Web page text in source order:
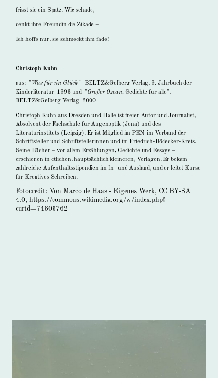
frisst sie ein Spatz. Wie schade,
denkt ihre Freundin die Zikade –
Ich hoffe nur, sie schmeckt ihm fade!
Christoph Kuhn
aus: " Was für ein Glück"
BELTZ&Gelberg Verlag, 9. Jahrbuch der
Kinderliteratur 1993 und "Großer Ozean. Gedichte für alle",
BELTZ&Gelberg Verlag 2000
Christoph Kuhn aus Dresden und Halle ist freier Autor und Journalist,
Absolvent der Fachschule für Augenoptik (Jena) und des
Literaturinstituts (Leipzig). Er ist Mitglied im PEN, im Verband der
Schriftsteller und Schriftstellerinnen und im Friedrich-Bödecker-Kreis.
Seine Bücher – vor allem Erzählungen, Gedichte und Essays –
erschienen in etlichen, hauptsächlich kleineren, Verlagen. Er bekam
zahlreiche Aufenthaltsstipendien im In- und Ausland, und er leitet Kurse
für Kreatives Schreiben.
Fotocredit: Von Marco de Haas - Eigenes Werk, CC BY-SA
4.0, https://commons.wikimedia.org/w/index.php?
curid=74606762